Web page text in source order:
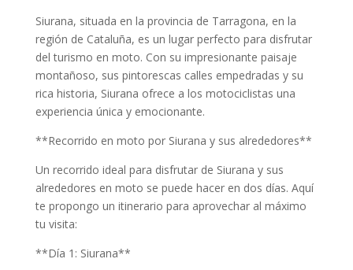
Siurana, situada en la provincia de Tarragona, en la
región de Cataluña, es un lugar perfecto para disfrutar
del turismo en moto. Con su impresionante paisaje
montañoso, sus pintorescas calles empedradas y su
rica historia, Siurana ofrece a los motociclistas una
experiencia única y emocionante.
**Recorrido en moto por Siurana y sus alrededores**
Un recorrido ideal para disfrutar de Siurana y sus
alrededores en moto se puede hacer en dos días. Aquí
te propongo un itinerario para aprovechar al máximo
tu visita:
**Día 1: Siurana**